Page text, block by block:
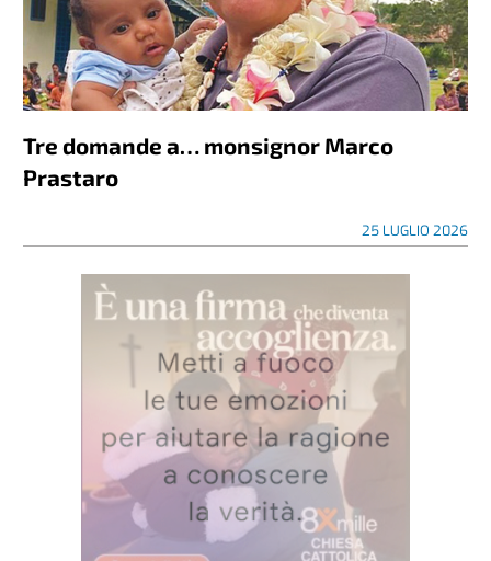
Tre domande a… monsignor Marco
Prastaro
25 LUGLIO 2026